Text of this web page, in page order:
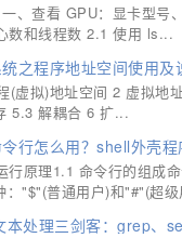
、查看 GPU：显卡型
数和线程数 2.1 使用 ls...
之程序地址空间使用及
(虚拟)地址空间 2 虚拟地
5.3 解耦合 6 扩...
行怎么用？shell外壳
行原理1.1 命令行的组成
："$"(普通用户)和"#"(超
本处理三剑客：grep、